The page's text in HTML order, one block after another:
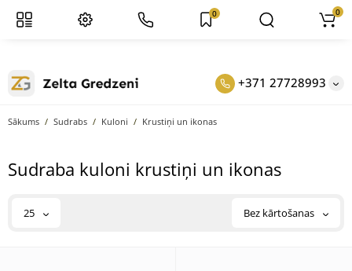
+371 27728993
0 0
Sākums Sudrabs Kuloni Krustiņi un ikonas
Sudraba kuloni krustiņi un ikonas
25 Bez kārtošanas